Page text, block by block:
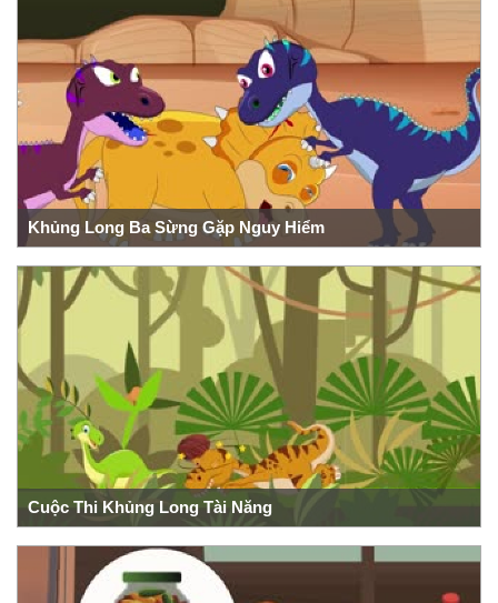
Khủng Long Ba Sừng Gặp Nguy Hiểm
Cuộc Thi Khủng Long Tài Năng